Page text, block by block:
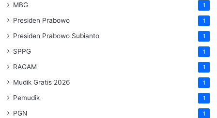
MBG 1
Presiden Prabowo 1
Presiden Prabowo Subianto 1
SPPG 1
RAGAM 1
Mudik Gratis 2026 1
Pemudik 1
PGN 1